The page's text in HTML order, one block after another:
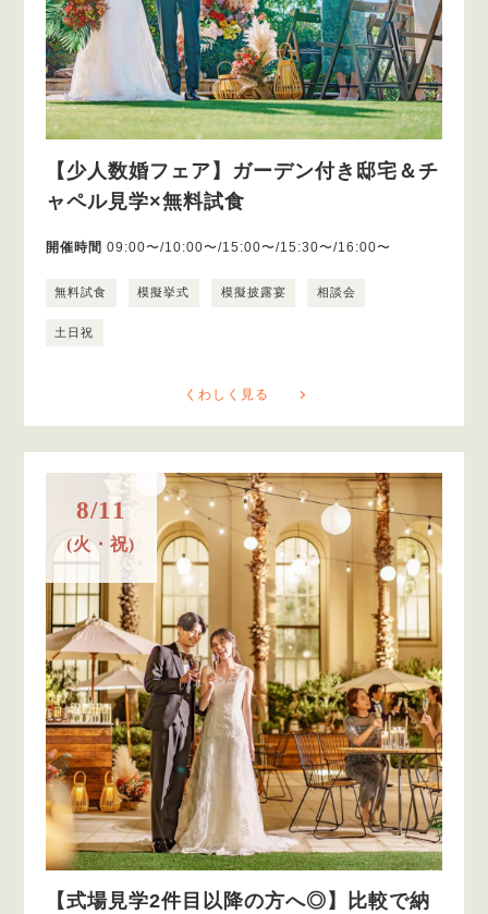
【少人数婚フェア】ガーデン付き邸宅＆チ
ャペル見学×無料試食
開催時間 09:00〜/10:00〜/15:00〜/15:30〜/16:00〜
無料試食 模擬挙式 模擬披露宴 相談会
土日祝
くわしく見る
8/11
(火・祝)
【式場見学2件目以降の方へ◎】比較で納